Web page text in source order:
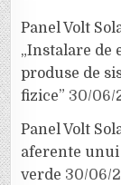
Panel Volt
„Instalare de
produse de
fizice” 30/06/
Panel Volt
aferente
verde 30/06/